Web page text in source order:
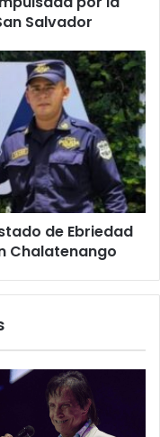
Salvador
de Ebriedad
Chalatenango